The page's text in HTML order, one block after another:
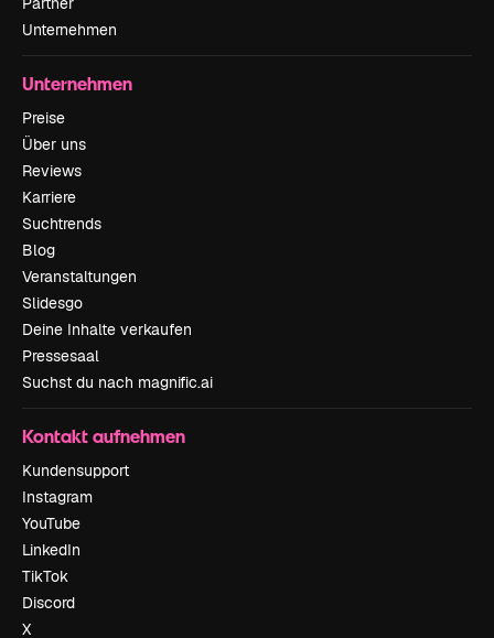
Unternehmen
Unternehmen
Preise
Über uns
Reviews
Karriere
Suchtrends
Blog
Veranstaltungen
Slidesgo
Deine Inhalte verkaufen
Pressesaal
Suchst du nach magnific.ai
Kontakt aufnehmen
Kundensupport
Instagram
YouTube
LinkedIn
TikTok
Discord
X